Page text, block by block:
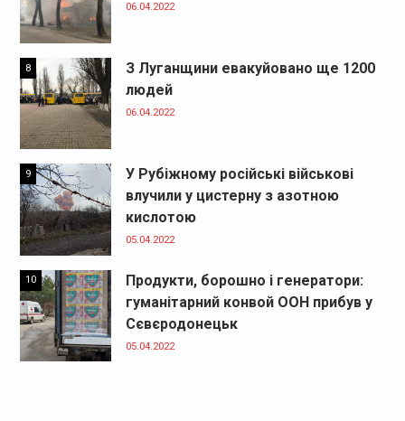
06.04.2022
8
З Луганщини евакуйовано ще 1200
людей
06.04.2022
9
У Рубіжному російські військові
влучили у цистерну з азотною
кислотою
05.04.2022
10
Продукти, борошно і генератори:
гуманітарний конвой ООН прибув у
Сєвєродонецьк
05.04.2022